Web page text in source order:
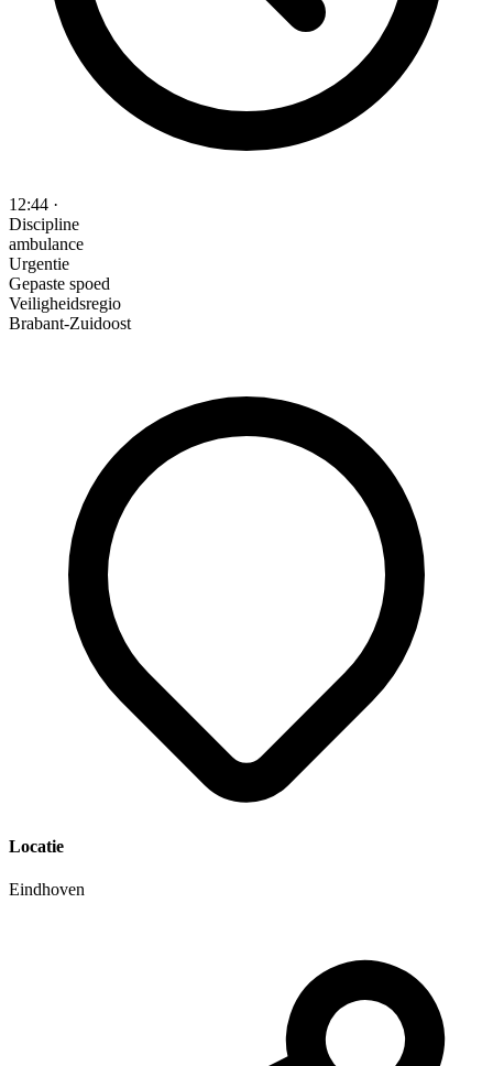
12:44 ·
Discipline
ambulance
Urgentie
Gepaste spoed
Veiligheidsregio
Brabant-Zuidoost
Locatie
Eindhoven